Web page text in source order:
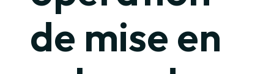
de mise en